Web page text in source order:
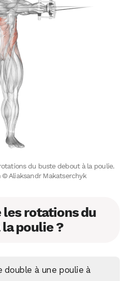
du buste debout à la poulie.
Aliaksandr Makatserchyk
rotations du
poulie ?
double à une poulie à